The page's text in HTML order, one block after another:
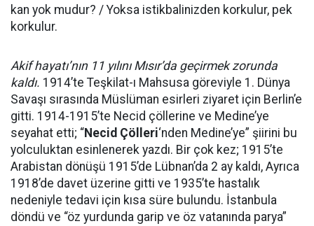
kan yok mudur? / Yoksa istikbalinizden korkulur, pek
korkulur.
Akif hayatı’nın 11 yılını Mısır’da geçirmek zorunda
kaldı. 1914’te Teşkilat-ı Mahsusa göreviyle 1. Dünya
Savaşı sırasında Müslüman esirleri ziyaret için Berlin’e
gitti. 1914-1915’te Necid çöllerine ve Medine’ye
seyahat etti; “Necid Çölleri‘nden Medine’ye” şiirini bu
yolculuktan esinlenerek yazdı. Bir çok kez; 1915’te
Arabistan dönüşü 1915’de Lübnan’da 2 ay kaldı, Ayrıca
1918’de davet üzerine gitti ve 1935’te hastalık
nedeniyle tedavi için kısa süre bulundu. İstanbula
döndü ve “öz yurdunda garip ve öz vatanında parya”